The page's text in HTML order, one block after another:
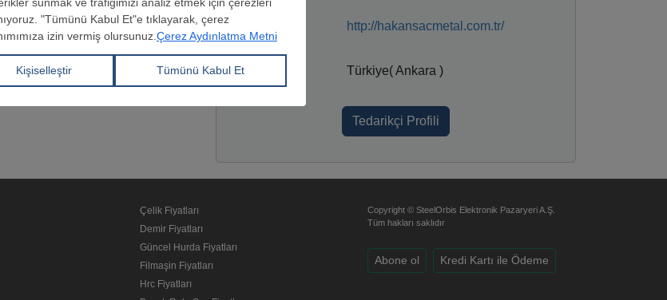
http://hakansacmetal.com.tr/
Lokasyon Türkiye( Ankara )
Tedarikçi Profili
Çelik Fiyatları
Demir Fiyatları
Güncel Hurda Fiyatları
Filmaşin Fiyatları
Hrc Fiyatları
Copyright © SteelOrbis Elektronik Pazaryeri A.Ş.
Tüm hakları saklıdır
Abone ol Kredi Kartı ile Ödeme